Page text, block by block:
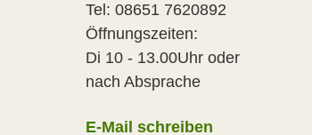
Tel: 08651 7620892
Öffnungszeiten:
Di 10 - 13.00Uhr oder
nach Absprache
E-Mail schreiben